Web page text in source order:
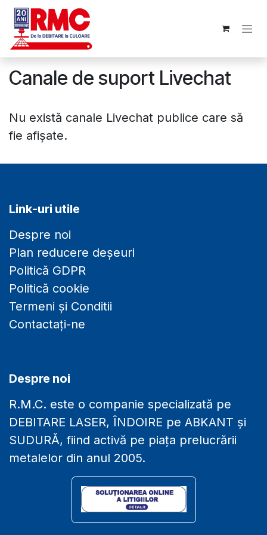
Sari la conținut
Canale de suport Livechat
Nu există canale Livechat publice care să
fie afișate.
Link-uri utile
Despre noi
Plan reducere deșeuri
Politică GDPR
Politică cookie
Termeni și Conditii
Contactați-ne
Despre noi
R.M.C. este o companie specializată pe
DEBITARE LASER, ÎNDOIRE pe ABKANT și
SUDURĂ, fiind activă pe piața prelucrării
metalelor din anul 2005.